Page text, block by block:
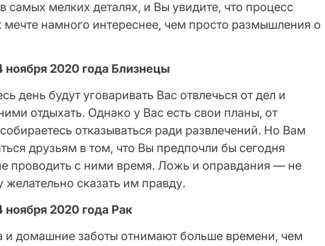
самых мелких деталях, и Вы увидите, что процесс
намного интереснее, чем просто размышления о
ноября 2020 года Близнецы
день будут уговаривать Вас отвлечься от дел и
отдыхать. Однако у Вас есть свои планы, от
отказываться ради развлечений. Но Вам
друзьям в том, что Вы предпочли бы сегодня
проводить с ними время. Ложь и оправдания — не
желательно сказать им правду.
ноября 2020 года Рак
и домашние заботы отнимают больше времени, чем